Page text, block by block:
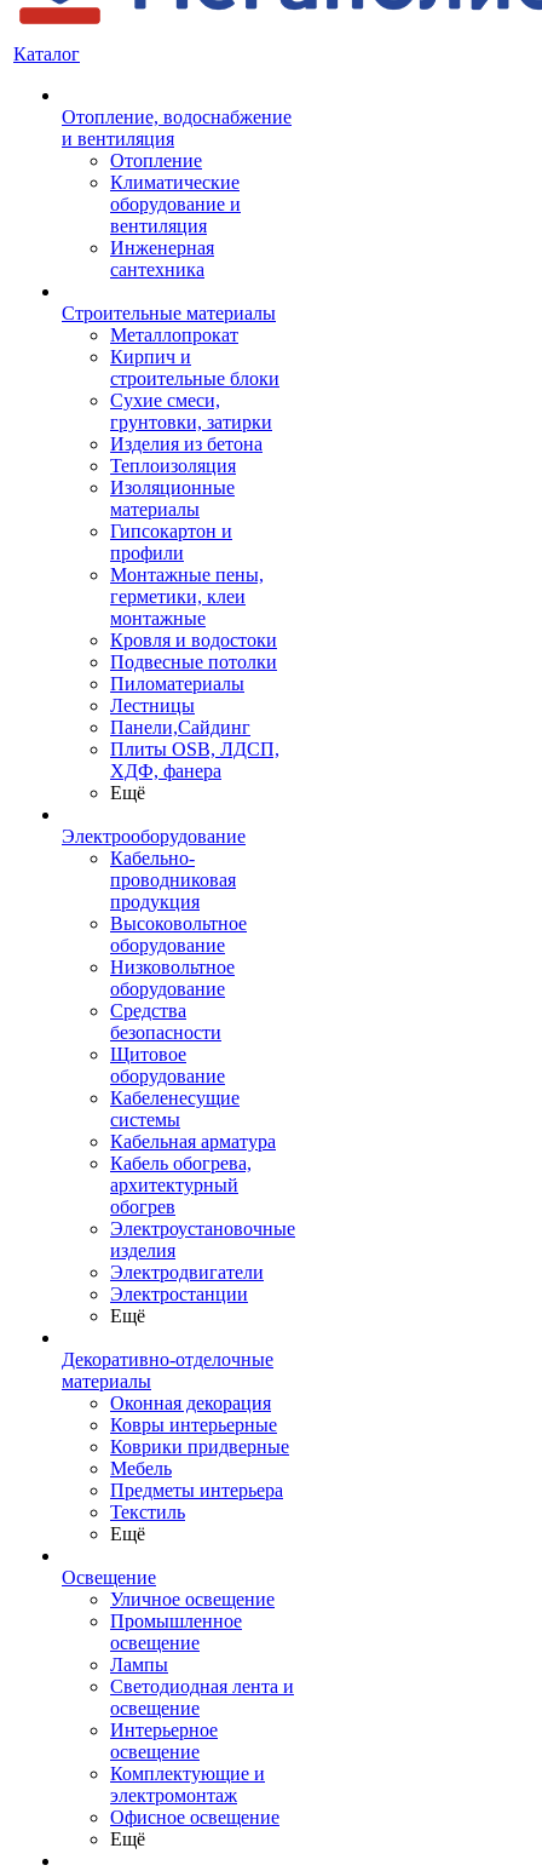
Каталог
Отопление, водоснабжение
и вентиляция
Отопление
Климатические
оборудование и
вентиляция
Инженерная
сантехника
Строительные материалы
Металлопрокат
Кирпич и
строительные блоки
Сухие смеси,
грунтовки, затирки
Изделия из бетона
Теплоизоляция
Изоляционные
материалы
Гипсокартон и
профили
Монтажные пены,
герметики, клеи
монтажные
Кровля и водостоки
Подвесные потолки
Пиломатериалы
Лестницы
Панели,Сайдинг
Плиты OSB, ЛДСП,
ХДФ, фанера
Ещё
Электрооборудование
Кабельно-
проводниковая
продукция
Высоковольтное
оборудование
Низковольтное
оборудование
Средства
безопасности
Щитовое
оборудование
Кабеленесущие
системы
Кабельная арматура
Кабель обогрева,
архитектурный
обогрев
Электроустановочные
изделия
Электродвигатели
Электростанции
Ещё
Декоративно-отделочные
материалы
Оконная декорация
Ковры интерьерные
Коврики придверные
Мебель
Предметы интерьера
Текстиль
Ещё
Освещение
Уличное освещение
Промышленное
освещение
Лампы
Светодиодная лента и
освещение
Интерьерное
освещение
Комплектующие и
электромонтаж
Офисное освещение
Ещё